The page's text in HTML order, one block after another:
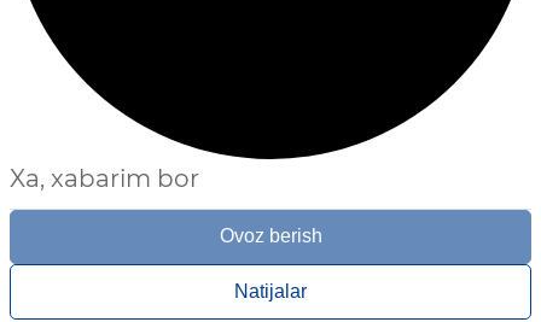
Xa, xabarim bor
Ovoz berish
Natijalar